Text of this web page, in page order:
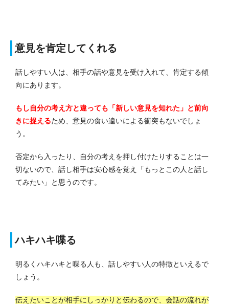
意見を肯定してくれる
話しやすい人は、相手の話や意見を受け入れて、肯定する傾
向にあります。
もし自分の考え方と違っても「新しい意見を知れた」と前向
きに捉えるため、意見の食い違いによる衝突もないでしょ
う。
否定から入ったり、自分の考えを押し付けたりすることは一
切ないので、話し相手は安心感を覚え「もっとこの人と話し
てみたい」と思うのです。
ハキハキ喋る
明るくハキハキと喋る人も、話しやすい人の特徴といえるで
しょう。
伝えたいことが相手にしっかりと伝わるので、会話の流れが